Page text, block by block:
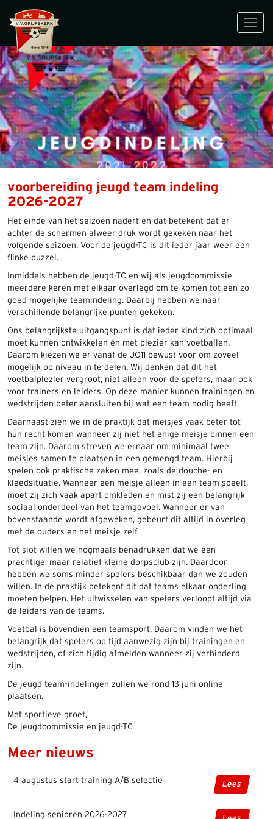
voorbereiding jeugd team indeling
2026-2027
Het einde van het seizoen nadert en dat betekent dat er
achter de schermen alweer druk wordt gekeken naar het
volgende seizoen. Voor de jeugd-TC is dit ieder jaar weer een
flinke puzzel.
Inmiddels hebben de jeugd-TC en wij als jeugdcommissie
meerdere keren met elkaar overlegd om te komen tot een zo
goed mogelijke teamindeling. Daarbij hebben we naar
verschillende belangrijke punten gekeken.
Ons belangrijkste uitgangspunt is dat ieder kind zich optimaal
moet kunnen ontwikkelen én met plezier kan voetballen.
Daarom kiezen we er vanaf de JO11 bewust voor om zoveel
mogelijk op niveau in te delen. Wij denken dat dit het
voetbalplezier vergroot, niet alleen voor de spelers, maar ook
voor trainers en leiders. Op deze manier kunnen trainingen en
wedstrijden beter aansluiten bij wat een team nodig heeft.
Daarnaast zien we in de praktijk dat meisjes vaak beter tot
hun recht komen wanneer zij niet het enige meisje binnen een
team zijn. Daarom streven we ernaar om minimaal twee
meisjes samen te plaatsen in een gemengd team. Hierbij
spelen ook praktische zaken mee, zoals de douche- en
kleedsituatie. Wanneer een meisje alleen in een team speelt,
moet zij zich vaak apart omkleden en mist zij een belangrijk
sociaal onderdeel van het teamgevoel. Wanneer er van
bovenstaande wordt afgeweken, gebeurt dit altijd in overleg
met de ouders en het meisje zelf.
Tot slot willen we nogmaals benadrukken dat we een
prachtige, maar relatief kleine dorpsclub zijn. Daardoor
hebben we soms minder spelers beschikbaar dan we zouden
willen. In de praktijk betekent dit dat teams elkaar onderling
moeten helpen. Het uitwisselen van spelers verloopt altijd via
de leiders van de teams.
Voetbal is bovendien een teamsport. Daarom vinden we het
belangrijk dat spelers op tijd aanwezig zijn bij trainingen en
wedstrijden, of zich tijdig afmelden wanneer zij verhinderd
zijn.
De jeugd team-indelingen zullen we rond 13 juni online
plaatsen.
Met sportieve groet,
De jeugdcommissie en jeugd-TC
Meer nieuws
4 augustus start training A/B selectie Lees
Indeling senioren 2026-2027